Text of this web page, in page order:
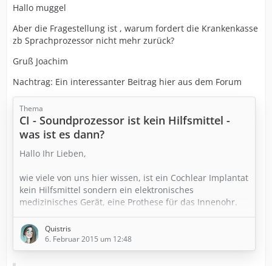
Hallo muggel
Aber die Fragestellung ist , warum fordert die Krankenkasse
zb Sprachprozessor nicht mehr zurück?
Gruß Joachim
Nachtrag: Ein interessanter Beitrag hier aus dem Forum
Thema
CI - Soundprozessor ist kein Hilfsmittel -
was ist es dann?
Hallo Ihr Lieben,
wie viele von uns hier wissen, ist ein Cochlear Implantat
kein Hilfsmittel sondern ein elektronisches
medizinisches Gerät, eine Prothese für das Innenohr.
Das besteht im Grunde aus zwei Einheiten, dem
Elektrodenstrang nebst Magnetkontakt hinter dem Ohr,
dem Innenteil der Prothese und dem äußeren Teil, dem
Quistris
6. Februar 2015 um 12:48